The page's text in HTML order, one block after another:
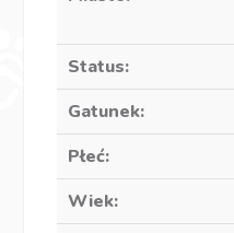
Status:
Gatunek:
Płeć:
Wiek: